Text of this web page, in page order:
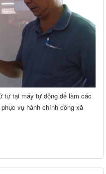
tự tại máy tự động để làm các
vụ hành chính công xã